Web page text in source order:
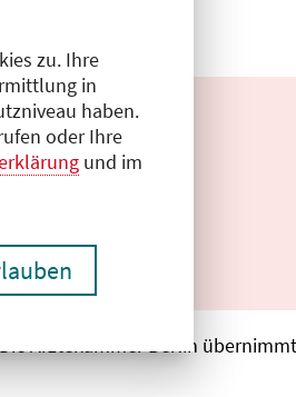
zu. Ihre
in
haben.
oder Ihre
und im
Ärztekammer Berlin